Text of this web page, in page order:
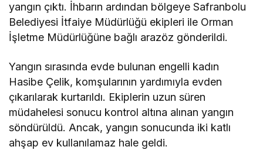
yangın çıktı. İhbarın ardından bölgeye Safranbolu
Belediyesi İtfaiye Müdürlüğü ekipleri ile Orman
İşletme Müdürlüğüne bağlı arazöz gönderildi.
Yangın sırasında evde bulunan engelli kadın
Hasibe Çelik, komşularının yardımıyla evden
çıkarılarak kurtarıldı. Ekiplerin uzun süren
müdahelesi sonucu kontrol altına alınan yangın
söndürüldü. Ancak, yangın sonucunda iki katlı
ahşap ev kullanılamaz hale geldi.